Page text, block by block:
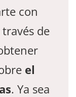
con
través de
el
. Ya sea